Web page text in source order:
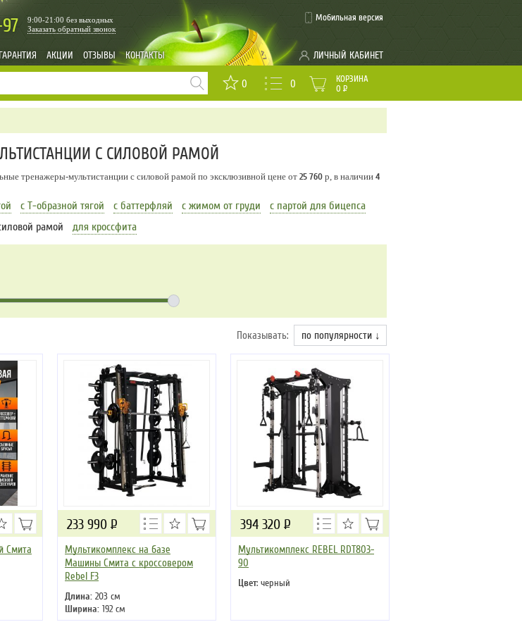
Заказать обратный звонок
9:00-21:00 без выходных
ГАРАНТИЯ АКЦИИ ОТЗЫВЫ КОНТАКТЫ
Мобильная версия
ЛИЧНЫЙ КАБИНЕТ
0 0
КОРЗИНА
0 Р
С СИЛОВОЙ РАМОЙ
тренажеры-мультистанции с силовой рамой по эксклюзивной цене от 25 760 р, в наличии 4
с Т-образной тягой с баттерфляй с жимом от груди
с партой для бицепса
рамой для кроссфита
Показывать: по популярности ↓
Смита
Мультикомплекс на базе
Машины Смита с кроссовером
Rebel F3
Длина: 203 см
Ширина: 192 см
Высота:213 см
233 990 Р
Мультикомплекс REBEL RDT803-
90
Цвет: черный
394 320 Р